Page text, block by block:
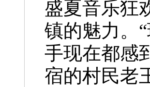
盛夏音乐狂
镇的魅力。
手现在都感
宿的村民老